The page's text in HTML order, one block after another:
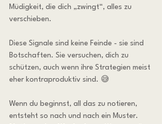
Müdigkeit, die dich „zwingt“, alles zu
verschieben.
Diese Signale sind keine Feinde - sie sind
Botschaften. Sie versuchen, dich zu
schützen, auch wenn ihre Strategien meist
eher kontraproduktiv sind. 😅
Wenn du beginnst, all das zu notieren,
entsteht so nach und nach ein Muster.